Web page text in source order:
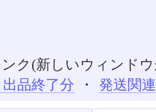
ンク(新しいウィンド
品終了分
・ 発送関